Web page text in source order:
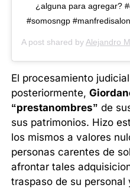
¿alguna para agregar?
#somosngp
A post shared by Alejandro
El procesamiento
posteriormente,
“prestanombres” de
sus patrimonios. Hizo
los mismos a valores
personas carentes de
afrontar tales
traspaso de su personal